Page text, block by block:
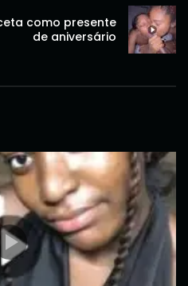
como presente
de aniversário